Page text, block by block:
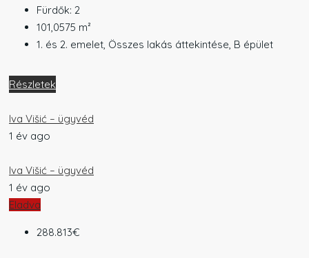
Fürdők: 2
101,0575 m²
1. és 2. emelet, Összes lakás áttekintése, B épület
Részletek
Iva Višić – ügyvéd
1 év ago
Iva Višić – ügyvéd
1 év ago
Eladva
288.813€